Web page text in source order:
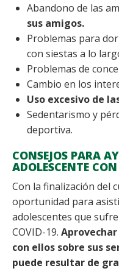
Abandono de las
sus amigos.
Problemas para
con siestas a lo
Problemas de
Cambio en los
Uso excesivo de
Sedentarismo y
deportiva.
CONSEJOS PARA
ADOLESCENTE
Con la finalización del
oportunidad para
adolescentes que
COVID-19.
con ellos sobre sus
puede resultar de